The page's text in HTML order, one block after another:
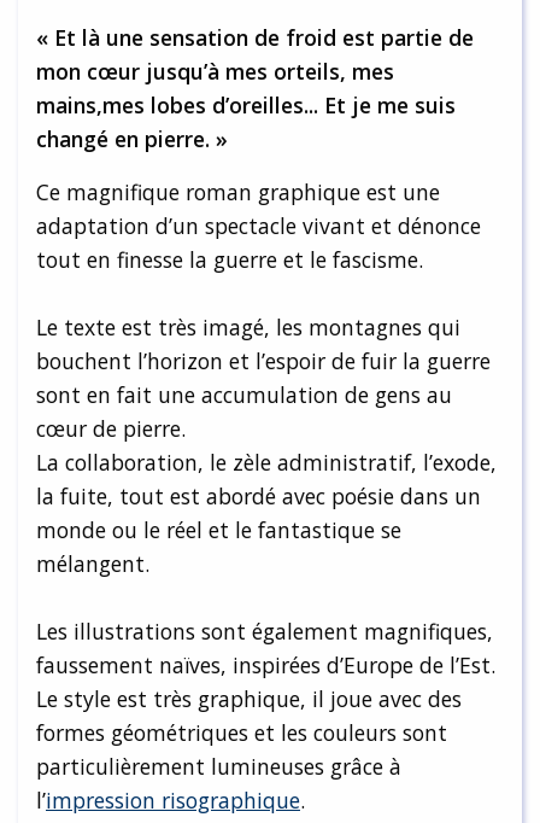
« Et là une sensation de froid est partie de
mon cœur jusqu’à mes orteils, mes
mains,mes lobes d’oreilles... Et je me suis
changé en pierre. »
Ce magnifique roman graphique est une
adaptation d’un spectacle vivant et dénonce
tout en finesse la guerre et le fascisme.
Le texte est très imagé, les montagnes qui
bouchent l’horizon et l’espoir de fuir la guerre
sont en fait une accumulation de gens au
cœur de pierre.
La collaboration, le zèle administratif, l’exode,
la fuite, tout est abordé avec poésie dans un
monde ou le réel et le fantastique se
mélangent.
Les illustrations sont également magnifiques,
faussement naïves, inspirées d’Europe de l’Est.
Le style est très graphique, il joue avec des
formes géométriques et les couleurs sont
particulièrement lumineuses grâce à
l’impression risographique.